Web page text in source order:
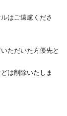
はご遠慮くださ
ただいた方優先と
は削除いたしま